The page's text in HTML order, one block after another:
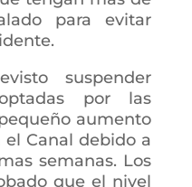
para evitar
suspender
por las
aumento
Canal debido a
semanas. Los
que el nivel